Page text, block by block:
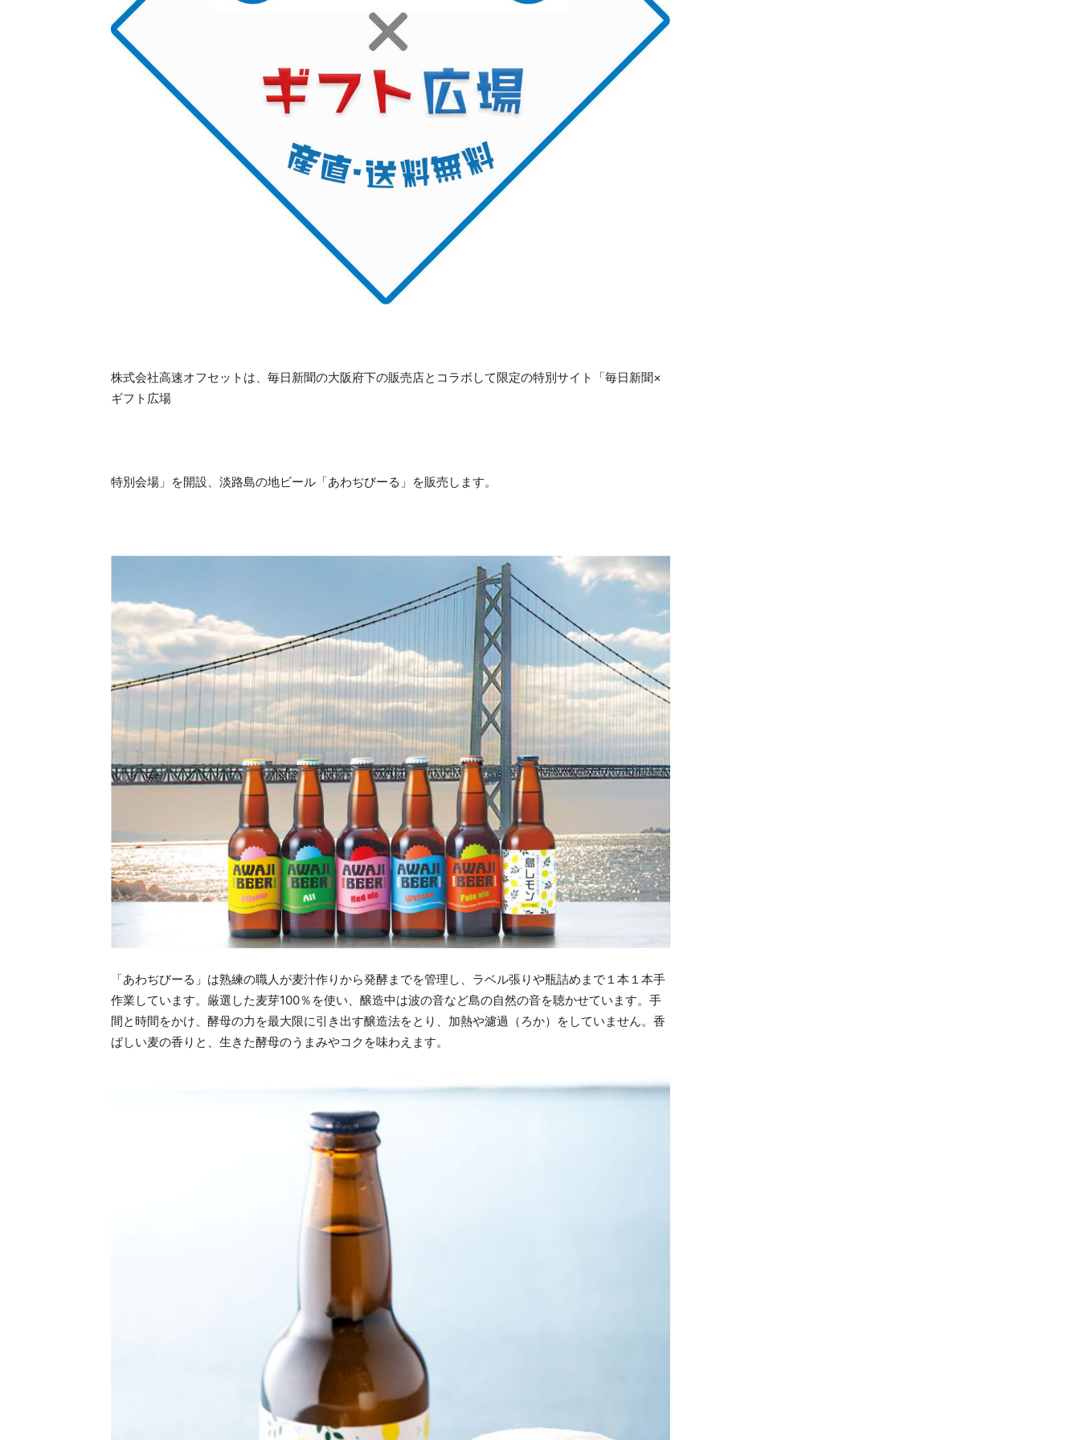
株式会社高速オフセットは、毎日新聞の大阪府下の販売店とコラボして限定の特別サイト「毎日新聞×
ギフト広場
特別会場」を開設、淡路島の地ビール「あわぢびーる」を販売します。
「あわぢびーる」は熟練の職人が麦汁作りから発酵までを管理し、ラベル張りや瓶詰めまで１本１本手
作業しています。厳選した麦芽100％を使い、醸造中は波の音など島の自然の音を聴かせています。手
間と時間をかけ、酵母の力を最大限に引き出す醸造法をとり、加熱や濾過（ろか）をしていません。香
ばしい麦の香りと、生きた酵母のうまみやコクを味わえます。